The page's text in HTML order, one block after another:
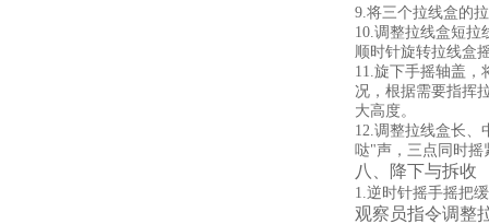
9.将三个拉线盒的
10.调整拉线盒短拉
顺时针旋转拉线盒
11.旋下手摇轴盖，
况，根据需要指挥
大高度。
12.调整拉线盒长、
哒"声，三点同时摇
八、降下与拆收
1.逆时针摇手摇把
观察员指令调整